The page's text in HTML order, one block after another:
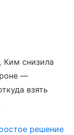
Ким снизила
—
взять
решение